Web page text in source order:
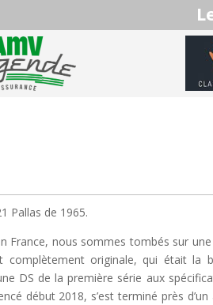
Pallas de 1965.
France, nous sommes tombés sur
complètement originale, qui était la
DS de la première série aux
début 2018, s’est terminé près